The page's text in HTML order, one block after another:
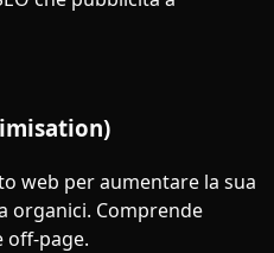
web per aumentare la sua
organici. Comprende
off-page.